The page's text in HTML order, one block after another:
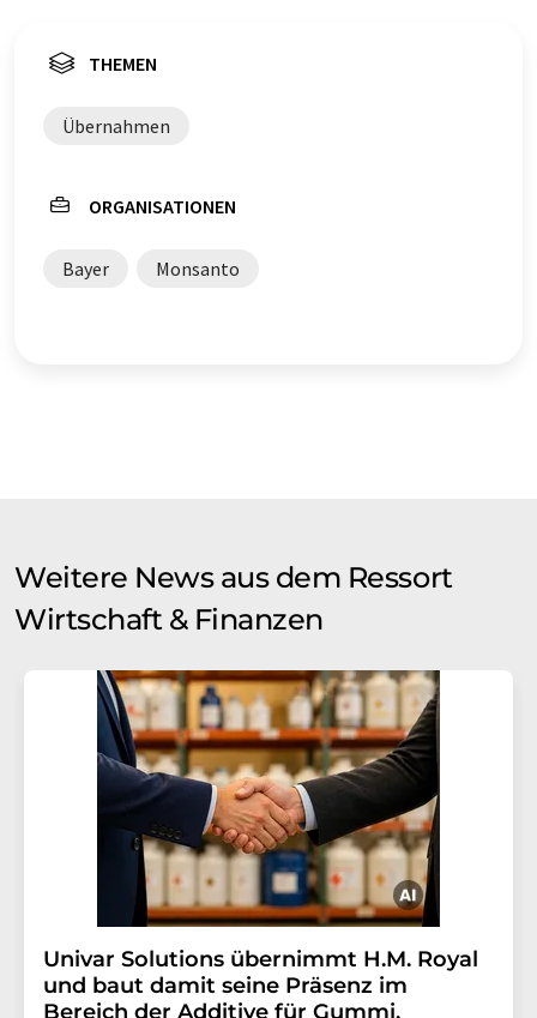
THEMEN
Übernahmen
ORGANISATIONEN
Bayer Monsanto
Weitere News aus dem Ressort
Wirtschaft & Finanzen
Univar Solutions übernimmt H.M. Royal
und baut damit seine Präsenz im
Bereich der Additive für Gummi,